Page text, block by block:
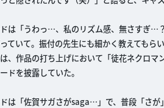
は「うわっ…、私のリズム感、無さすぎ…
ていて。振付の先生にも細かく教えても
、作品の打ち上げにおいて「徒花ネクロ
ドを披露していた。
は「佐賀サガさがsaga…」で、普段「さ